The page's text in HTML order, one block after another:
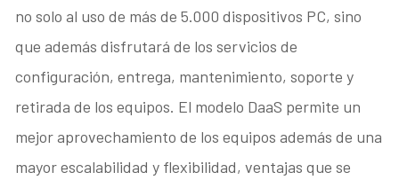
no solo al uso de más de 5.000 dispositivos PC, sino
que además disfrutará de los servicios de
configuración, entrega, mantenimiento, soporte y
retirada de los equipos. El modelo DaaS permite un
mejor aprovechamiento de los equipos además de una
mayor escalabilidad y flexibilidad, ventajas que se